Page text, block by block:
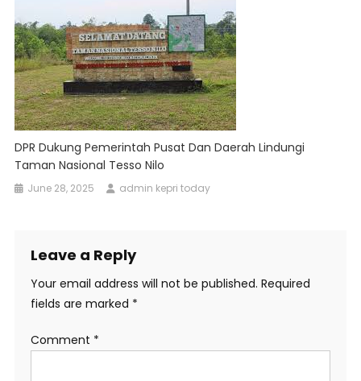
DPR Dukung Pemerintah Pusat Dan Daerah Lindungi
Taman Nasional Tesso Nilo
June 28, 2025 admin kepri today
Leave a Reply
Your email address will not be published. Required
fields are marked *
Comment *